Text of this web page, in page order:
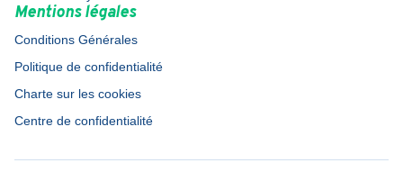
Mentions légales
Conditions Générales
Politique de confidentialité
Charte sur les cookies
Centre de confidentialité